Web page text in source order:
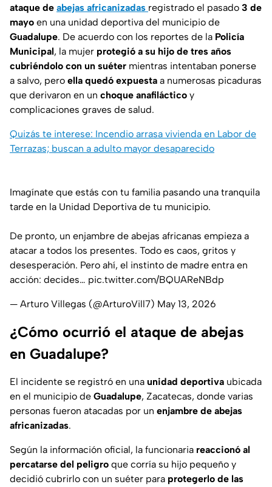
ataque de abejas africanizadas registrado el pasado 3 de
mayo en una unidad deportiva del municipio de
Guadalupe. De acuerdo con los reportes de la Policía
Municipal, la mujer protegió a su hijo de tres años
cubriéndolo con un suéter mientras intentaban ponerse
a salvo, pero ella quedó expuesta a numerosas picaduras
que derivaron en un choque anafiláctico y
complicaciones graves de salud.
Quizás te interese: Incendio arrasa vivienda en Labor de
Terrazas; buscan a adulto mayor desaparecido
Imagínate que estás con tu familia pasando una tranquila
tarde en la Unidad Deportiva de tu municipio.
De pronto, un enjambre de abejas africanas empieza a
atacar a todos los presentes. Todo es caos, gritos y
desesperación. Pero ahí, el instinto de madre entra en
acción: decides… pic.twitter.com/BQUAReNBdp
— Arturo Villegas (@ArturoVill7) May 13, 2026
¿Cómo ocurrió el ataque de abejas
en Guadalupe?
El incidente se registró en una unidad deportiva ubicada
en el municipio de Guadalupe, Zacatecas, donde varias
personas fueron atacadas por un enjambre de abejas
africanizadas.
Según la información oficial, la funcionaria reaccionó al
percatarse del peligro que corría su hijo pequeño y
decidió cubrirlo con un suéter para protegerlo de las